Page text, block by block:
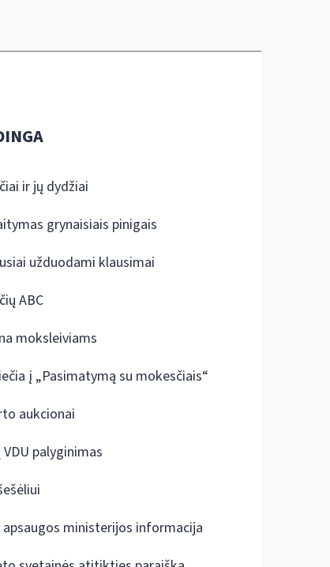
ir jų dydžiai
grynaisiais pinigais
užduodami klausimai
ABC
moksleiviams
į „Pasimatymą su mokesčiais“
aukcionai
palyginimas
ministerijos informacija